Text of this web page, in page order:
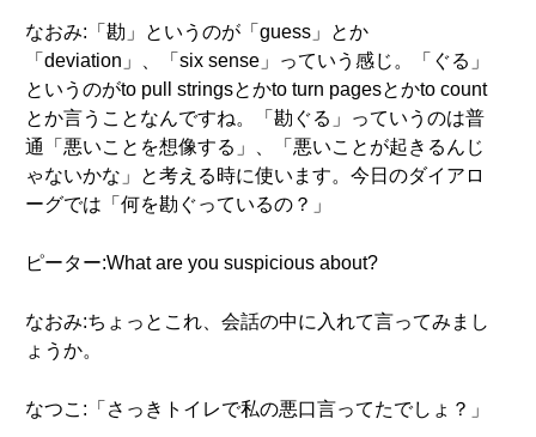
なおみ:「勘」というのが「guess」とか
「deviation」、「six sense」っていう感じ。「ぐる」
というのがto pull stringsとかto turn pagesとかto count
とか言うことなんですね。「勘ぐる」っていうのは普
通「悪いことを想像する」、「悪いことが起きるんじ
ゃないかな」と考える時に使います。今日のダイアロ
ーグでは「何を勘ぐっているの？」
ピーター:What are you suspicious about?
なおみ:ちょっとこれ、会話の中に入れて言ってみまし
ょうか。
なつこ:「さっきトイレで私の悪口言ってたでしょ？」